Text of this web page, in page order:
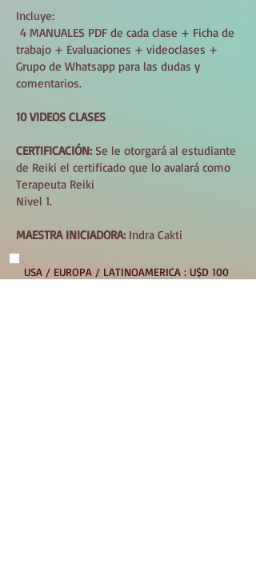
Incluye:
4 MANUALES PDF de cada clase + Ficha de
trabajo + Evaluaciones + videoclases +
Grupo de Whatsapp para las dudas y
comentarios.
10 VIDEOS CLASES
CERTIFICACIÓN:Se le otorgará al estudiante
de Reiki el certificado que lo avalará como
Terapeuta Reiki
Nivel 1.
MAESTRA INICIADORA:Indra Cakti
USA / EUROPA / LATINOAMERICA : U$D 100